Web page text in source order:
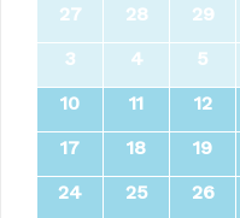
27
28 29
3
4 5
10
11 12
17
18 19
24
25 26